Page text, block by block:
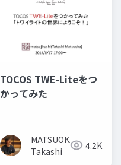
TOCOS TWE-Liteをつ
かってみた
MATSUOKA
Takashi
4.2K